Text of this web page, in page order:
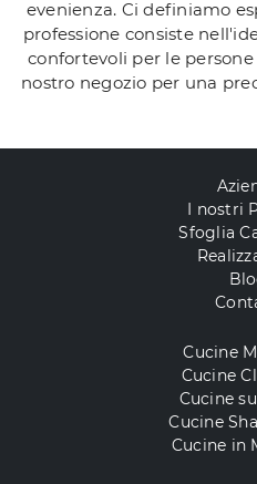
evenienza. Ci definiamo
professione consiste
confortevoli per le
nostro negozio per una
I nostri
Sfoglia
Cucine
Cucine
Cucine
Cucine
Cucine in